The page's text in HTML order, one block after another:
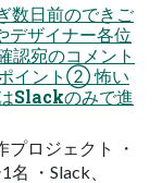
数日前のできご
デザイナー各位
認宛のコメント
イント② 怖い
Slackのみで進
プロジェクト ・
・Slack、